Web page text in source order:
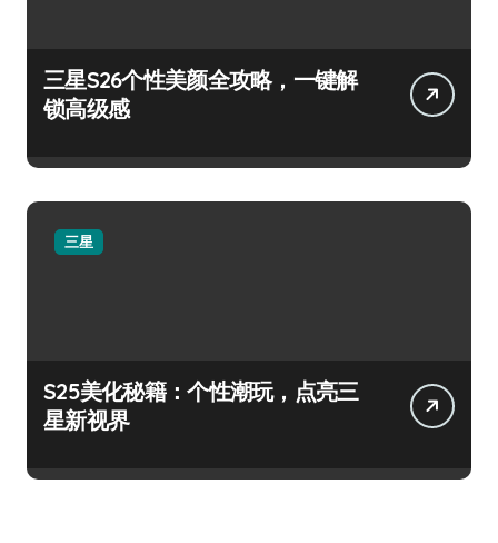
三星S26个性美颜全攻略，一键解
锁高级感
三星
S25美化秘籍：个性潮玩，点亮三
星新视界